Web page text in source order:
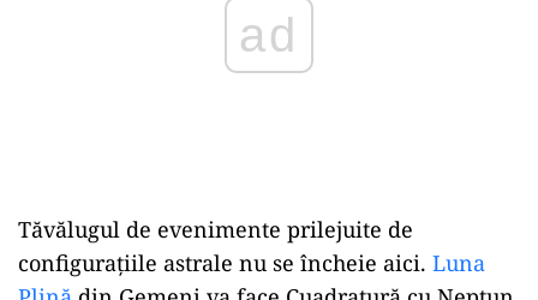
Tăvălugul de evenimente prilejuite de
configurațiile astrale nu se încheie aici. Luna